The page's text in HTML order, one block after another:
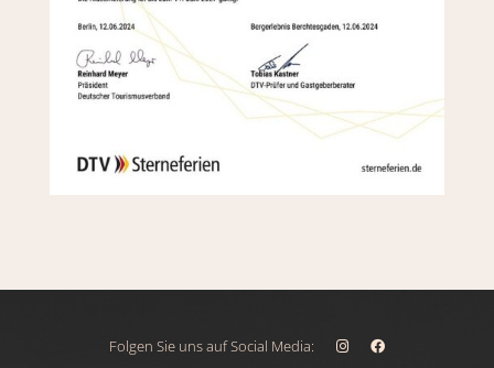
Folgen Sie uns auf Social Media: